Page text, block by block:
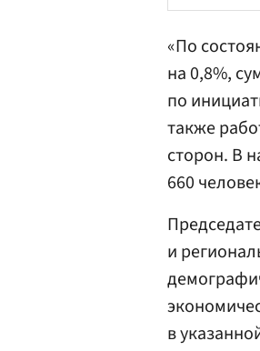
«По
на 0,8%,
по
также
сторон. В
660
и
в